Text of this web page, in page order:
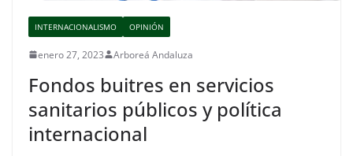
INTERNACIONALISMO OPINIÓN
enero 27, 2023 Arboreá Andaluza
Fondos buitres en servicios
sanitarios públicos y política
internacional